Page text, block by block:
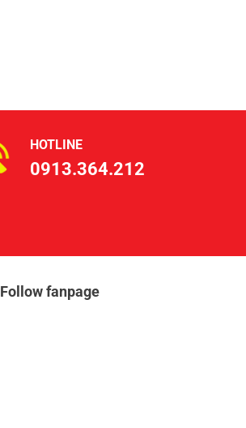
HOTLINE
0913.364.212
Follow fanpage